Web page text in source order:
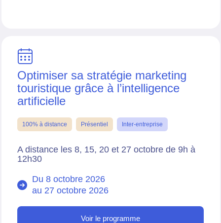
Optimiser sa stratégie marketing
touristique grâce à l’intelligence
artificielle
100% à distance Présentiel Inter-entreprise
A distance les 8, 15, 20 et 27 octobre de 9h à
12h30
Du 8 octobre 2026
au 27 octobre 2026
Voir le programme